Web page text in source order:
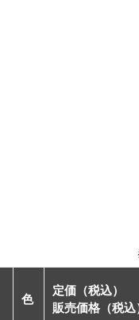
色
定価（税込）
販売価格（税込